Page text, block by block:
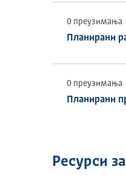
2020
Република Србија
УЧЕСТАЛОСТ
Назив и формат
0 преузимања
Планирани
0 преузимања
Планирани
Ресурси